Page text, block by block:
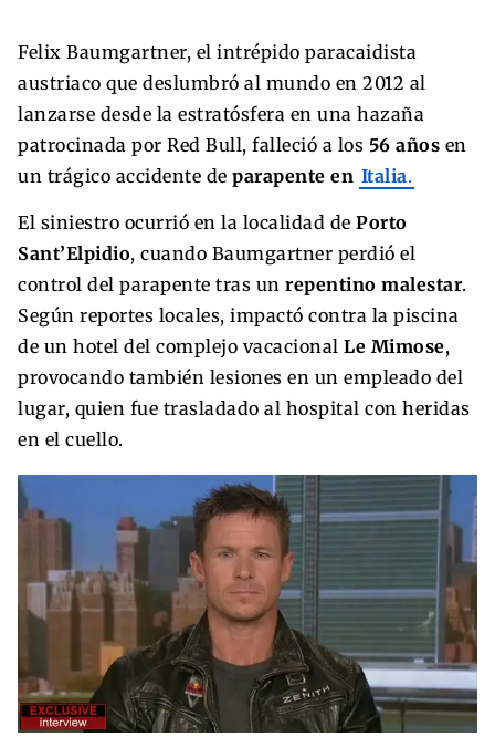
Felix Baumgartner, el intrépido paracaidista
austriaco que deslumbró al mundo en 2012 al
lanzarse desde la estratósfera en una hazaña
patrocinada por Red Bull, falleció a los 56 años en
un trágico accidente de parapente en Italia.
El siniestro ocurrió en la localidad de Porto
Sant’Elpidio, cuando Baumgartner perdió el
control del parapente tras un repentino malestar.
Según reportes locales, impactó contra la piscina
de un hotel del complejo vacacional Le Mimose,
provocando también lesiones en un empleado del
lugar, quien fue trasladado al hospital con heridas
en el cuello.